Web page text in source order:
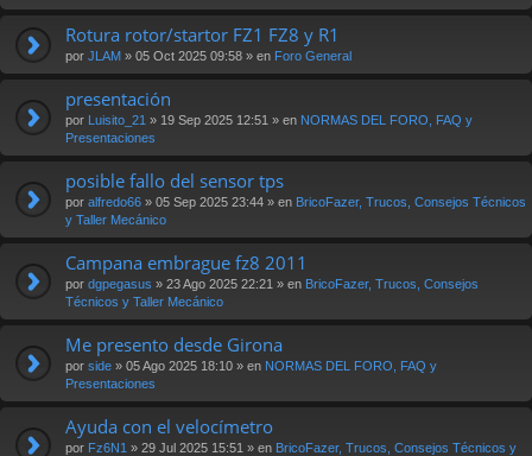
Rotura rotor/startor FZ1 FZ8 y R1
por JLAM » 05 Oct 2025 09:58 » en Foro General
presentación
por Luisito_21 » 19 Sep 2025 12:51 » en NORMAS DEL FORO, FAQ y
Presentaciones
posible fallo del sensor tps
por alfredo66 » 05 Sep 2025 23:44 » en BricoFazer, Trucos, Consejos Técnicos
y Taller Mecánico
Campana embrague fz8 2011
por dgpegasus » 23 Ago 2025 22:21 » en BricoFazer, Trucos, Consejos
Técnicos y Taller Mecánico
Me presento desde Girona
por side » 05 Ago 2025 18:10 » en NORMAS DEL FORO, FAQ y
Presentaciones
Ayuda con el velocímetro
por Fz6N1 » 29 Jul 2025 15:51 » en BricoFazer, Trucos, Consejos Técnicos y